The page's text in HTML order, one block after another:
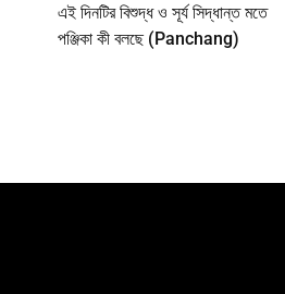
এই দিনটির বিশুদ্ধ ও সূর্য সিদ্ধান্ত মতে
পঞ্জিকা কী বলছে (Panchang)